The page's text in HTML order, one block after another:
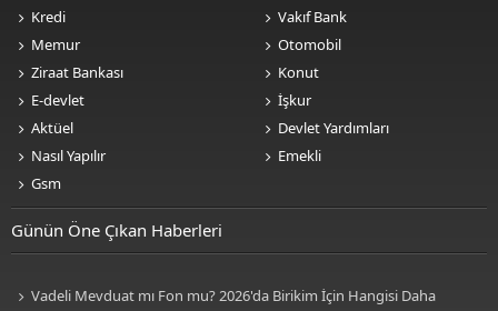
Kredi
Memur
Ziraat Bankası
E-devlet
Aktüel
Nasıl Yapılır
Gsm
Vakıf Bank
Otomobil
Konut
İşkur
Devlet Yardımları
Emekli
Günün Öne Çıkan Haberleri
Vadeli Mevduat mı Fon mu? 2026'da Birikim İçin Hangisi Daha